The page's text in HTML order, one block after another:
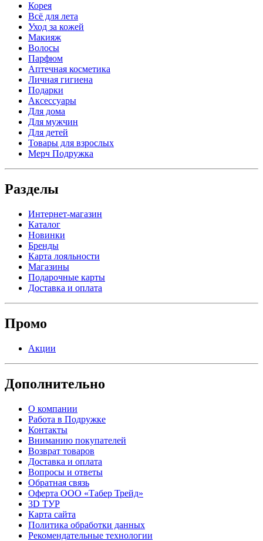
Корея
Всё для лета
Уход за кожей
Макияж
Волосы
Парфюм
Аптечная косметика
Личная гигиена
Подарки
Аксессуары
Для дома
Для мужчин
Для детей
Товары для взрослых
Мерч Подружка
Разделы
Интернет-магазин
Каталог
Новинки
Бренды
Карта лояльности
Магазины
Подарочные карты
Доставка и оплата
Промо
Акции
Дополнительно
О компании
Работа в Подружке
Контакты
Вниманию покупателей
Возврат товаров
Доставка и оплата
Вопросы и ответы
Обратная связь
Оферта ООО «Табер Трейд»
3D ТУР
Карта сайта
Политика обработки данных
Рекомендательные технологии